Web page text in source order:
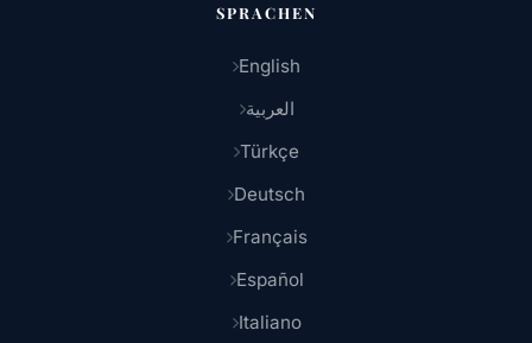
SPRACHEN
English
العربية
Türkçe
Deutsch
Français
Español
Italiano